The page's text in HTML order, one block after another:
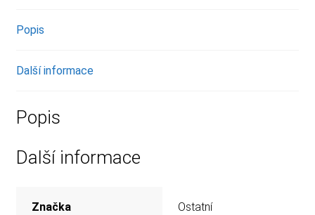
Popis
Další informace
Popis
Další informace
Značka Ostatní